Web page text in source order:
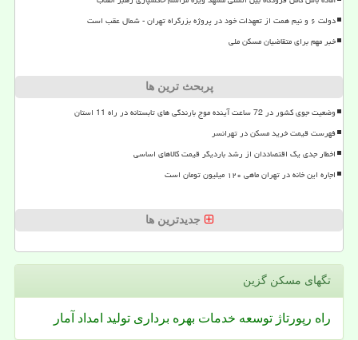
دولت ۶ و نیم همت از تعهدات خود در پروژه بزرگراه تهران - شمال عقب است
خبر مهم برای متقاضیان مسکن ملی
پربحث ترین ها
وضعیت جوی کشور در 72 ساعت آینده موج بارندگی های تابستانه در راه 11 استان
فهرست قیمت خرید مسکن در تهرانسر
اخطار جدی یک اقتصاددان از رشد باردیگر قیمت کالاهای اساسی
اجاره این خانه در تهران ماهی ۱۲۰ میلیون تومان است
جدیدترین ها
تگهای مسكن گزین
راه رپورتاژ توسعه خدمات بهره برداری تولید امداد آمار